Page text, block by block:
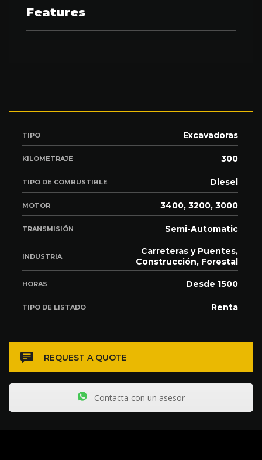
Features
TIPO Excavadoras
KILOMETRAJE 300
TIPO DE COMBUSTIBLE Diesel
MOTOR 3400, 3200, 3000
TRANSMISIÓN Semi-Automatic
INDUSTRIA
Carreteras y Puentes,
Construcción, Forestal
HORAS Desde 1500
TIPO DE LISTADO Renta
REQUEST A QUOTE
Contacta con un asesor